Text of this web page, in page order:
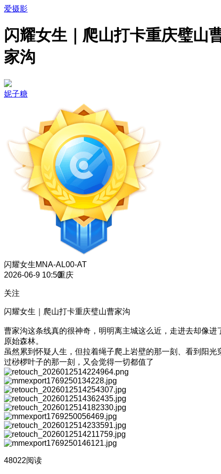
爱摄影
闪耀女生｜爬山打卡重庆璧山
家沟
妮子糖
闪耀女生MNA-AL00-AT
2026-06-9 10:50重庆
关注
闪耀女生｜爬山打卡重庆璧山曹家沟
曹家沟这条线真的很神奇，明明离主城这么近，走进去却像进
原始森林。
虽然累到怀疑人生，但拉着绳子爬上岩壁的那一刻、看到阳光
过桫椤叶子的那一刻，又会觉得一切都值了
48022阅读